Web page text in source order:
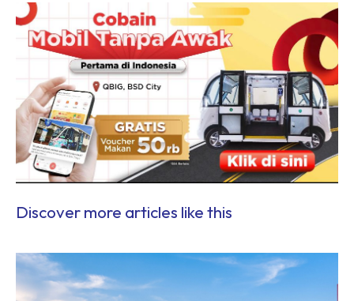
Discover more articles like this